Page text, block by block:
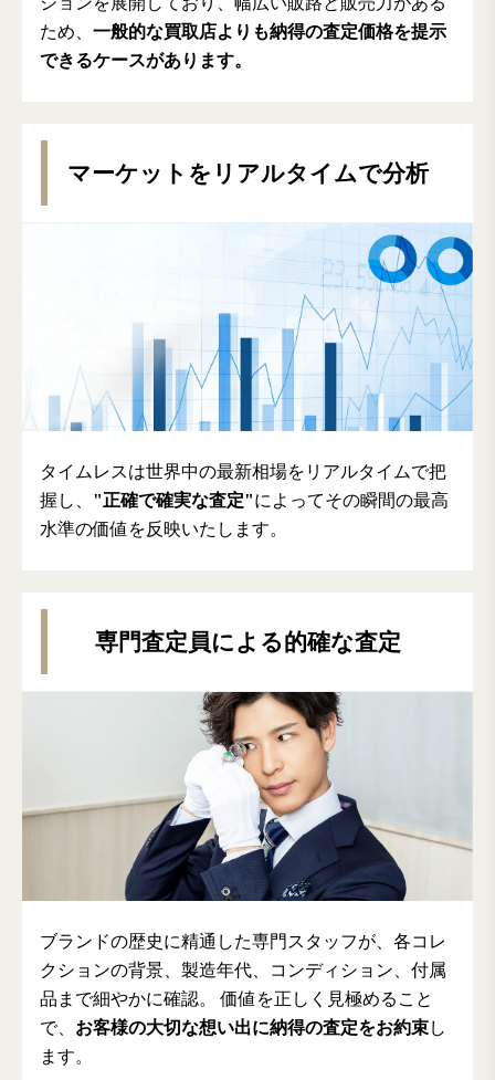
ため、 一般的な買取店よりも納得の査定価格を提示
できるケースがあります。
マーケットをリアルタイムで分析
タイムレスは世界中の最新相場をリアルタイムで把
握し、 "正確で確実な査定"によってその瞬間の最高
水準の価値を反映いたします。
専門査定員による的確な査定
ブランドの歴史に精通した専門スタッフが、各コレ
クションの背景、製造年代、コンディション、付属
品まで細やかに確認。 価値を正しく見極めること
で、 お客様の大切な想い出に納得の査定をお約束し
ます。